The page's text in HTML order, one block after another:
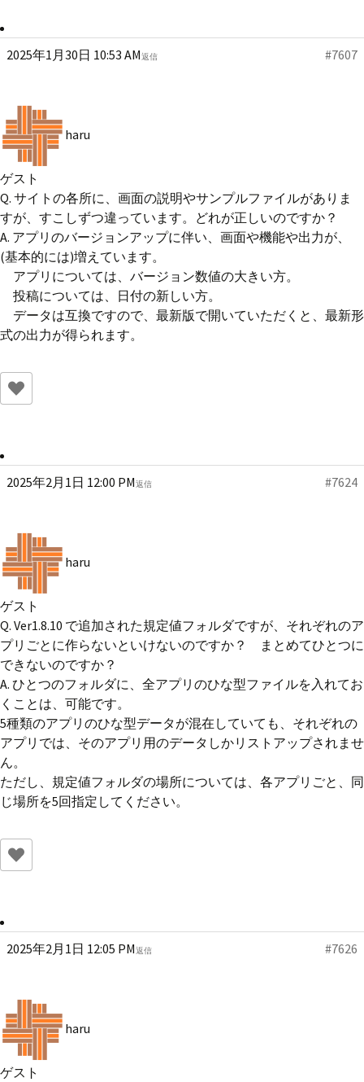
2025年1月30日 10:53 AM #7607
返信
haru
ゲスト
Q. サイトの各所に、画面の説明やサンプルファイルがありま
すが、すこしずつ違っています。どれが正しいのですか？
A. アプリのバージョンアップに伴い、画面や機能や出力が、
(基本的には)増えています。
アプリについては、バージョン数値の大きい方。
投稿については、日付の新しい方。
データは互換ですので、最新版で開いていただくと、最新形
式の出力が得られます。
2025年2月1日 12:00 PM #7624
返信
haru
ゲスト
Q. Ver1.8.10 で追加された規定値フォルダですが、それぞれのア
プリごとに作らないといけないのですか？ まとめてひとつに
できないのですか？
A. ひとつのフォルダに、全アプリのひな型ファイルを入れてお
くことは、可能です。
5種類のアプリのひな型データが混在していても、それぞれの
アプリでは、そのアプリ用のデータしかリストアップされませ
ん。
ただし、規定値フォルダの場所については、各アプリごと、同
じ場所を5回指定してください。
2025年2月1日 12:05 PM #7626
返信
haru
ゲスト